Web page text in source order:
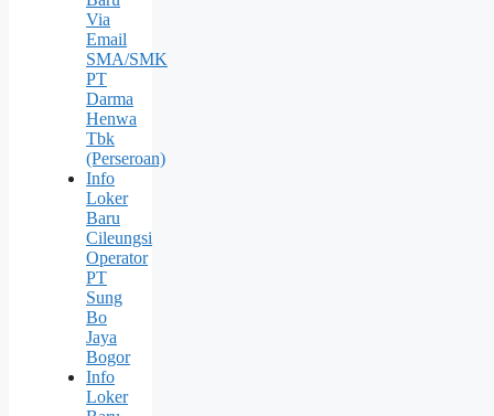
Via
Email
SMA/SMK
PT
Darma
Henwa
Tbk
(Perseroan)
Info
Loker
Baru
Cileungsi
Operator
PT
Sung
Bо
Jaya
Bogor
Info
Loker